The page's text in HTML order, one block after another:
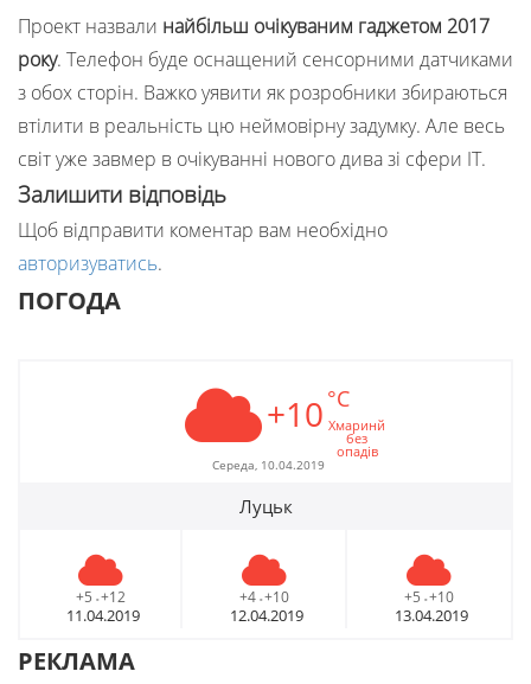
Проект назвали найбільш очікуваним гаджетом 2017
року. Телефон буде оснащений сенсорними датчиками
з обох сторін. Важко уявити як розробники збираються
втілити в реальність цю неймовірну задумку. Але весь
світ уже завмер в очікуванні нового дива зі сфери ІТ.
Залишити відповідь
Щоб відправити коментар вам необхідно
авторизуватись.
ПОГОДА
+10 °C
Хмаринй
без
опадів
Середа, 10.04.2019
Луцьк
+5 - +12
11.04.2019
+4 - +10
12.04.2019
+5 - +10
13.04.2019
РЕКЛАМА